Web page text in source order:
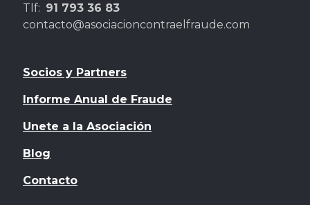
Tlf: 91 793 36 83
contacto@asociacioncontraelfraude.com
Socios y Partners
Informe Anual de Fraude
Unete a la Asociación
Blog
Contacto